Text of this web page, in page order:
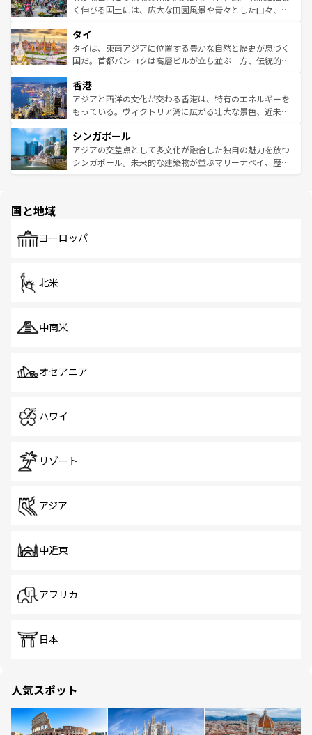
照してほしい。
まで、さまざまな韓国料理が待っている。夜には、韓国な
リティに包まれながら、韓国の多彩な魅力を心ゆくまで味
わってみてほしい。 なお、新着の韓国情報はコンテンツ一
覧を参照してほしい。
く伸びる国土には、広大な田園風景や青々とした山々、世
急速な発展と共に伝統が息づく。ハノイの古い町並みやホ
ーチミン市のフランス統治時代の建物も、独特の雰囲気を
醸し出している。また、バラエティの豊かさとおいしさで
とつ。フォーやバインミー、ベトナムコーヒーなどは、ぜ
ひ現地で味わいたい。どの地域を訪れてもあたたかい人々
が旅行者を迎えてくれるので、きっと忘れられない旅にな
参照してほしい。
タイ
タイは、東南アジアに位置する豊かな自然と歴史が息づく
国だ。首都バンコクは高層ビルが立ち並ぶ一方、伝統的な
の活気が交差している。北部ではチェンマイなどの山岳地
帯で自然と触れ合い、南部ではプーケットやクラビの美し
いビーチでリゾート気分を楽しむことができる。タイ料理
激する。気候は一年中温暖で、どの季節にも異なる楽しみ
が待っている。親しみやすいタイの人々、仏教を中心とし
た文化、そして多様な観光資源が、訪れる旅人を魅了し続
香港
アジアと西洋の文化が交わる香港は、特有のエネルギーを
もっている。ヴィクトリア湾に広がる壮大な景色、近未来
み、どこを訪れても感動するはず。観光スポットが密集し
ており、効率よく見どころを回れるのも魅力。息をのむよ
うな絶景から文化的な体験まで、香港を存分に楽しみ尽く
シンガポール
アジアの交差点として多文化が融合した独自の魅力を放つ
シンガポール。未来的な建築物が並ぶマリーナベイ、歴史
で、ホーカーズは地元の風情を楽しめる外せないスポット
国と地域
ヨーロッパ
北米
中南米
オセアニア
ハワイ
リゾート
アジア
中近東
アフリカ
日本
人気スポット